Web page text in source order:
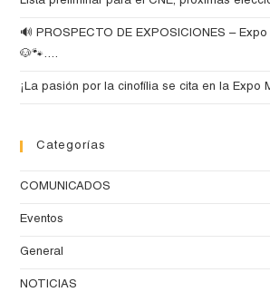
🔊 PROSPECTO DE EXPOSICIONES –
🐶🐾….
¡La pasión por la cinofília se cita en la
Categorías
COMUNICADOS
Eventos
General
NOTICIAS